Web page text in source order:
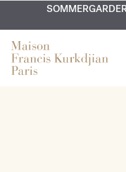
EXKLUSIV | Erhalten
KOSTENLOSE